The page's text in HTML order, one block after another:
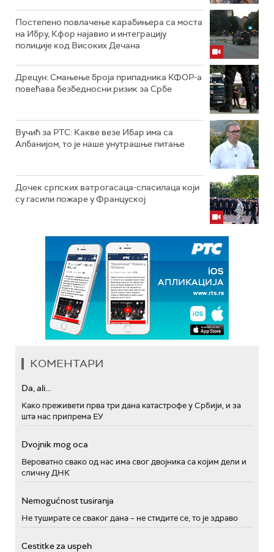
Постепено повлачење карабињера са моста
на Ибру, Кфор најавио и интеграцију
полиције код Високих Дечана
Дрецун: Смањење броја припадника КФОР-а
повећава безбедносни ризик за Србе
Вучић за РТС: Какве везе Ибар има са
Албанијом, то је наше унутрашње питање
Дочек српских ватрогасаца-спасилаца који
су гасили пожаре у Француској
КОМЕНТАРИ
Da, ali...
Како преживети прва три дана катастрофе у Србији, и за
шта нас припрема ЕУ
Dvojnik mog oca
Вероватно свако од нас има свог двојника са којим дели и
сличну ДНК
Nemogućnost tusiranja
Не туширате се сваког дана – не стидите се, то је здраво
Cestitke za uspeh